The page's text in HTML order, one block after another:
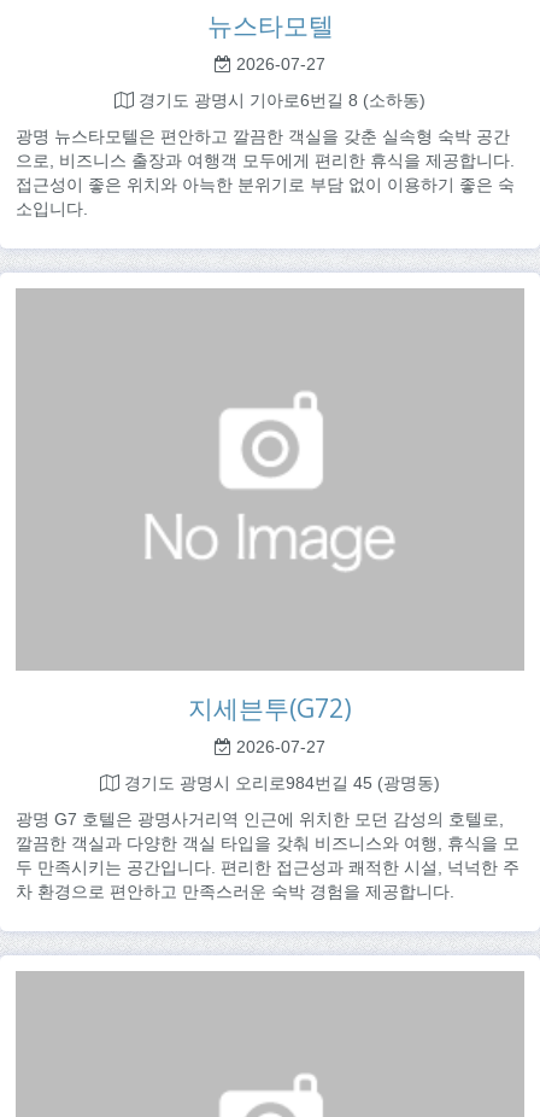
뉴스타모텔
2026-07-27
경기도 광명시 기아로6번길 8 (소하동)
광명 뉴스타모텔은 편안하고 깔끔한 객실을 갖춘 실속형 숙박 공간
으로, 비즈니스 출장과 여행객 모두에게 편리한 휴식을 제공합니다.
접근성이 좋은 위치와 아늑한 분위기로 부담 없이 이용하기 좋은 숙
소입니다.
지세븐투(G72)
2026-07-27
경기도 광명시 오리로984번길 45 (광명동)
광명 G7 호텔은 광명사거리역 인근에 위치한 모던 감성의 호텔로,
깔끔한 객실과 다양한 객실 타입을 갖춰 비즈니스와 여행, 휴식을 모
두 만족시키는 공간입니다. 편리한 접근성과 쾌적한 시설, 넉넉한 주
차 환경으로 편안하고 만족스러운 숙박 경험을 제공합니다.